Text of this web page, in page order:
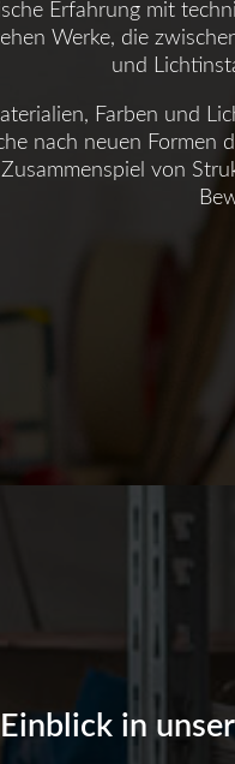
Erfahrung mit
Werke, die
und
Farben und
nach neuen Formen
von
Einblick in